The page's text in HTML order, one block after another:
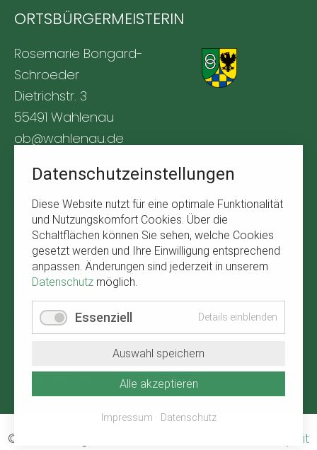
ORTSBÜRGERMEISTERIN
Rosemarie Bongard-
Schroeder
Dietrichstr. 3
55491 Wahlenau
ob@wahlenau.de
BÜRGERSERVICE
Navigation
überspringen
Abfallkalender
Verbandsgemeinde Kirchberg
Wetter in Wahlenau
RECHTLICHE HINWEISE
überspringen
Datenschutz
© 2026 Ortsgemeinde Wahlenau hit
Datenschutzeinstellungen
Diese Website nutzt für eine optimale Funktionalität
und Nutzungskomfort Cookies. Über die
Schaltflächen können Sie sehen, welche Cookies
gesetzt werden und Ihre Einwilligung entsprechend
anpassen. Änderungen sind jederzeit in unserem
Datenschutz möglich.
Essenziell Details einblenden
Auswahl speichern
Alle akzeptieren
Impressum Datenschutz